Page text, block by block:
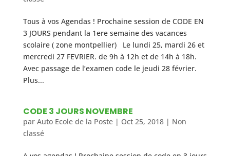
Tous à vos Agendas ! Prochaine session de CODE EN
3 JOURS pendant la 1ere semaine des vacances
scolaire ( zone montpellier) Le lundi 25, mardi 26 et
mercredi 27 FEVRIER. de 9h à 12h et de 14h à 18h.
Avec passage de l’examen code le jeudi 28 février.
Plus...
CODE 3 JOURS NOVEMBRE
par Auto Ecole de la Poste| Oct 25, 2018| Non
classé